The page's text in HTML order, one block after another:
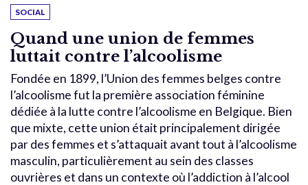
SOCIAL
Quand une union de femmes
luttait contre l’alcoolisme
Fondée en 1899, l’Union des femmes belges contre
l’alcoolisme fut la première association féminine
dédiée à la lutte contre l’alcoolisme en Belgique. Bien
que mixte, cette union était principalement dirigée
par des femmes et s’attaquait avant tout à l’alcoolisme
masculin, particulièrement au sein des classes
ouvrières et dans un contexte où l’addiction à l’alcool